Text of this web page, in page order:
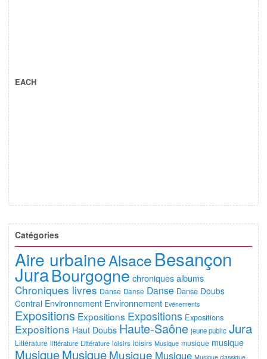
EACH
Catégories
Aire urbaineAlsace Besançon
JuraBourgogne chroniques albums
Chroniques livres Danse Danse Danse Danse Doubs
Central Environnement Environnement Evénements
Expositions Expositions Expositions Expositions
Expositions Haut Doubs Haute-Saône jeune public Jura
Littérature littérature Littérature loisirs loisirs Musique musique musique
MusiqueMusiqueMusique Musique Musique classique